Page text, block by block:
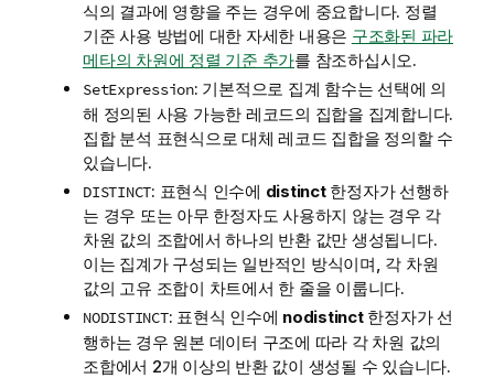
식의 결과에 영향을 주는 경우에 중요합니다. 정렬
기준 사용 방법에 대한 자세한 내용은 구조화된 파라
메타의 차원에 정렬 기준 추가를 참조하십시오.
SetExpression: 기본적으로 집계 함수는 선택에 의
해 정의된 사용 가능한 레코드의 집합을 집계합니다.
집합 분석 표현식으로 대체 레코드 집합을 정의할 수
있습니다.
DISTINCT: 표현식 인수에 distinct한정자가 선행하
는 경우 또는 아무 한정자도 사용하지 않는 경우 각
차원 값의 조합에서 하나의 반환 값만 생성됩니다.
이는 집계가 구성되는 일반적인 방식이며, 각 차원
값의 고유 조합이 차트에서 한 줄을 이룹니다.
NODISTINCT: 표현식 인수에 nodistinct한정자가 선
행하는 경우 원본 데이터 구조에 따라 각 차원 값의
조합에서 2개 이상의 반환 값이 생성될 수 있습니다.